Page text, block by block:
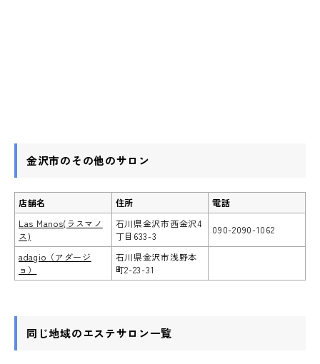
金沢市のその他のサロン
店舗名 住所
電話
Las Manos(ラスマノ
ス)
石川県金沢市西金沢4
丁目633-3
090-2090-1062
adagio（アダージ
ョ）
石川県金沢市浅野本
町2-23-31
同じ地域のエステサロン一覧